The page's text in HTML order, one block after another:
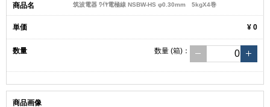
筑波電器 ﾜｲﾔ電極線 NSBW-HS φ0.30mm 5kgX4巻
¥ 0
数量 (箱) ：